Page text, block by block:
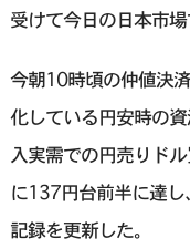
受けて今日の日本市場
今朝10時頃の仲値決
化している円安時の
入実需での円売りド
に137円台前半に達
記録を更新した。